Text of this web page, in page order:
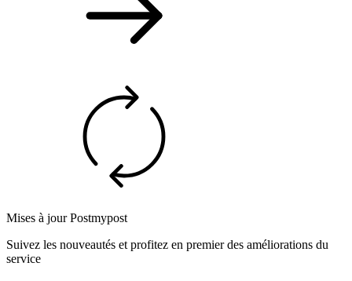
Mises à jour Postmypost
Suivez les nouveautés et profitez en premier des améliorations du
service